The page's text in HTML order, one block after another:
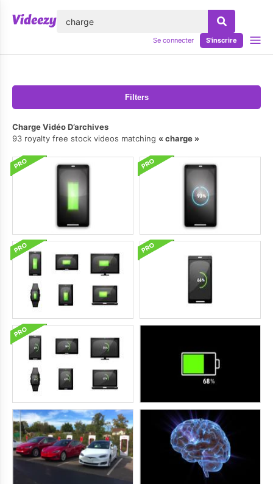
Se connecter S'inscrire
Filters
Charge Vidéo D’archives
93 royalty free stock videos matching
charge